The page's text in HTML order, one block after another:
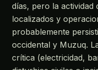
días, pero la actividad
localizados y
probablemente
occidental y Muzuq.
crítica (electricidad,